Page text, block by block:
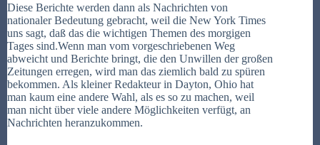
Diese Berichte werden dann als Nachrichten von
nationaler Bedeutung gebracht, weil die New York Times
uns sagt, daß das die wichtigen Themen des morgigen
Tages sind.Wenn man vom vorgeschriebenen Weg
abweicht und Berichte bringt, die den Unwillen der großen
Zeitungen erregen, wird man das ziemlich bald zu spüren
bekommen. Als kleiner Redakteur in Dayton, Ohio hat
man kaum eine andere Wahl, als es so zu machen, weil
man nicht über viele andere Möglichkeiten verfügt, an
Nachrichten heranzukommen.